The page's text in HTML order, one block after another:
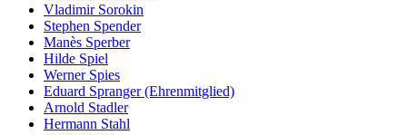
Vladimir Sorokin
Stephen Spender
Manès Sperber
Hilde Spiel
Werner Spies
Eduard Spranger (Ehrenmitglied)
Arnold Stadler
Hermann Stahl